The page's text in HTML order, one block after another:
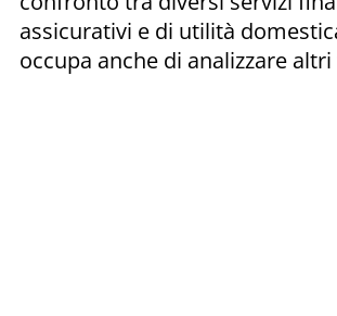
assicurativi e di utilità
occupa anche di analizzare